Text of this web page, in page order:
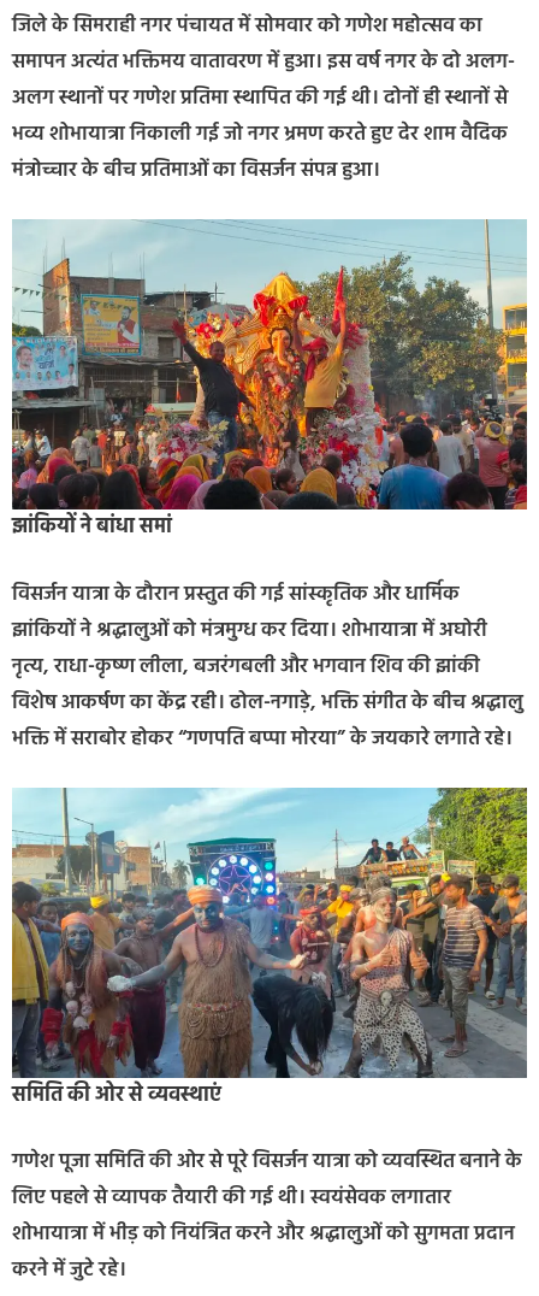
जिले के सिमराही नगर पंचायत में सोमवार को गणेश महोत्सव का
समापन अत्यंत भक्तिमय वातावरण में हुआ। इस वर्ष नगर के दो अलग-
अलग स्थानों पर गणेश प्रतिमा स्थापित की गई थी। दोनों ही स्थानों से
भव्य शोभायात्रा निकाली गई जो नगर भ्रमण करते हुए देर शाम वैदिक
मंत्रोच्चार के बीच प्रतिमाओं का विसर्जन संपन्न हुआ।
झांकियों ने बांधा समां
विसर्जन यात्रा के दौरान प्रस्तुत की गई सांस्कृतिक और धार्मिक
झांकियों ने श्रद्धालुओं को मंत्रमुग्ध कर दिया। शोभायात्रा में अघोरी
नृत्य, राधा-कृष्ण लीला, बजरंगबली और भगवान शिव की झांकी
विशेष आकर्षण का केंद्र रही। ढोल-नगाड़े, भक्ति संगीत के बीच श्रद्धालु
भक्ति में सराबोर होकर “गणपति बप्पा मोरया” के जयकारे लगाते रहे।
समिति की ओर से व्यवस्थाएं
गणेश पूजा समिति की ओर से पूरे विसर्जन यात्रा को व्यवस्थित बनाने के
लिए पहले से व्यापक तैयारी की गई थी। स्वयंसेवक लगातार
शोभायात्रा में भीड़ को नियंत्रित करने और श्रद्धालुओं को सुगमता प्रदान
करने में जुटे रहे।